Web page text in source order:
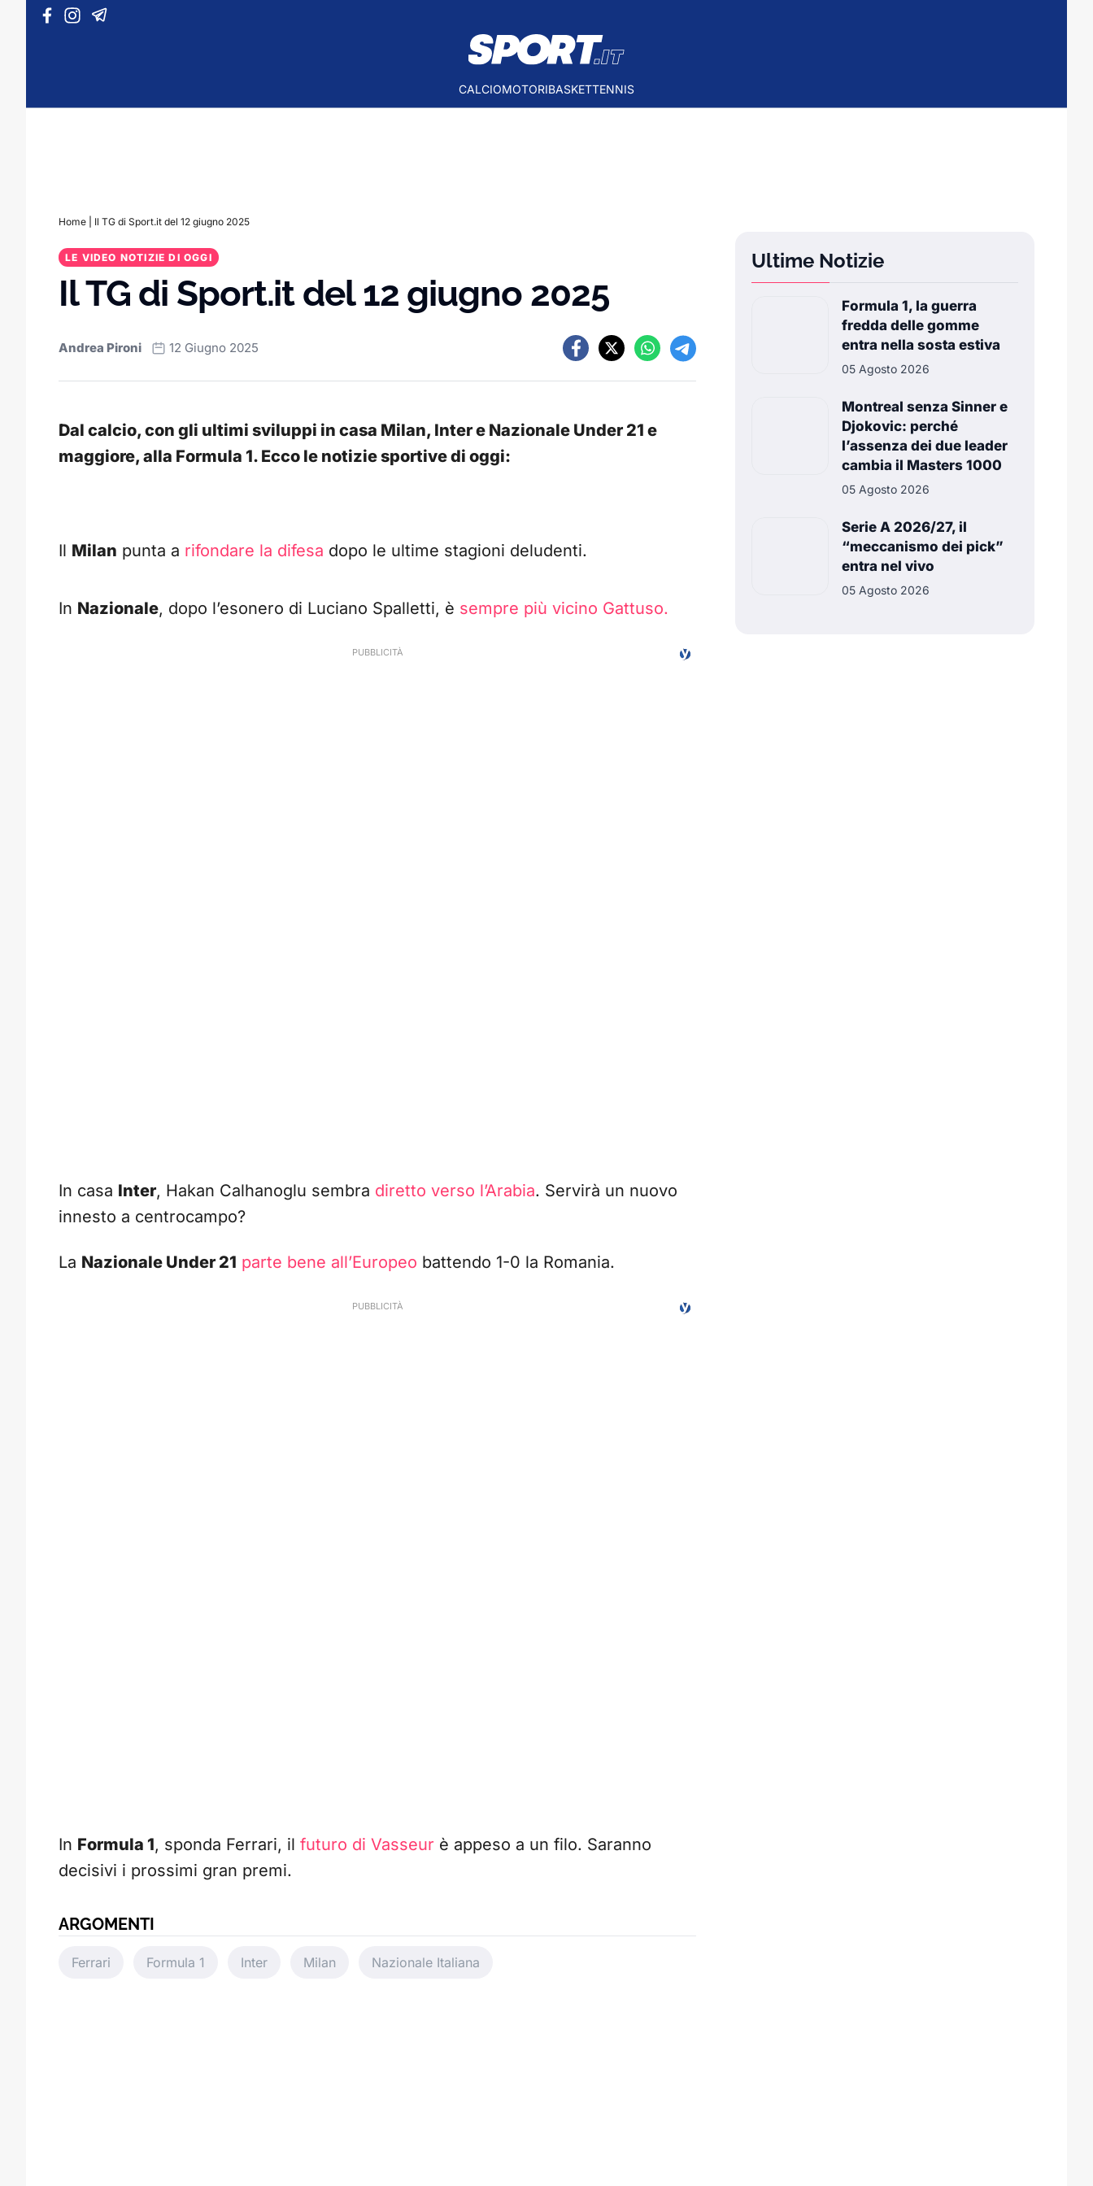
Vai al contenuto
CALCIOMOTORIBASKETTENNIS
Home Il TG di Sport.it del 12 giugno 2025
LE VIDEO NOTIZIE DI OGGI
Il TG di Sport.it del 12 giugno 2025
Andrea Pironi 12 Giugno 2025
Dal calcio, con gli ultimi sviluppi in casa Milan, Inter e Nazionale Under 21 e
maggiore, alla Formula 1. Ecco le notizie sportive di oggi:
Il Milan punta a rifondare la difesa dopo le ultime stagioni deludenti.
In Nazionale, dopo l’esonero di Luciano Spalletti, è sempre più vicino Gattuso.
In casa Inter, Hakan Calhanoglu sembra diretto verso l’Arabia. Servirà un nuovo
innesto a centrocampo?
La Nazionale Under 21 parte bene all’Europeo battendo 1-0 la Romania.
In Formula 1, sponda Ferrari, il futuro di Vasseur è appeso a un filo. Saranno
decisivi i prossimi gran premi.
ARGOMENTI
Ferrari Formula 1 Inter Milan Nazionale Italiana
Ultime Notizie
Formula 1, la guerra
fredda delle gomme
entra nella sosta estiva
05 Agosto 2026
Montreal senza Sinner e
Djokovic: perché
l’assenza dei due leader
cambia il Masters 1000
05 Agosto 2026
Serie A 2026/27, il
“meccanismo dei pick”
entra nel vivo
05 Agosto 2026